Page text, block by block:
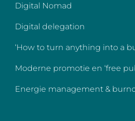
Digital Nomad
Digital delegation
‘How to turn anything into a
Moderne promotie en ‘free
Energie management &